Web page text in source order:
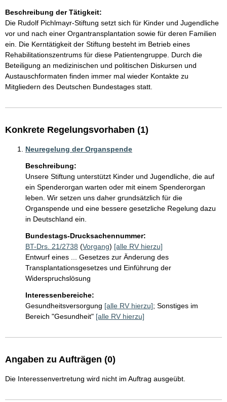
Beschreibung der Tätigkeit:
Die Rudolf Pichlmayr-Stiftung setzt sich für Kinder und Jugendliche
vor und nach einer Organtransplantation sowie für deren Familien
ein. Die Kerntätigkeit der Stiftung besteht im Betrieb eines
Rehabilitationszentrums für diese Patientengruppe. Durch die
Beteiligung an medizinischen und politischen Diskursen und
Austauschformaten finden immer mal wieder Kontakte zu
Mitgliedern des Deutschen Bundestages statt.
Konkrete Regelungsvorhaben (1)
Neuregelung der Organspende
Beschreibung:
Unsere Stiftung unterstützt Kinder und Jugendliche, die auf
ein Spenderorgan warten oder mit einem Spenderorgan
leben. Wir setzen uns daher grundsätzlich für die
Organspende und eine bessere gesetzliche Regelung dazu
in Deutschland ein.
Bundestags-Drucksachennummer:
BT-Drs. 21/2738 (Vorgang) [alle RV hierzu]
Entwurf eines ... Gesetzes zur Änderung des
Transplantationsgesetzes und Einführung der
Widerspruchslösung
Interessenbereiche:
Gesundheitsversorgung [alle RV hierzu]; Sonstiges im
Bereich "Gesundheit" [alle RV hierzu]
Angaben zu Aufträgen (0)
Die Interessenvertretung wird nicht im Auftrag ausgeübt.